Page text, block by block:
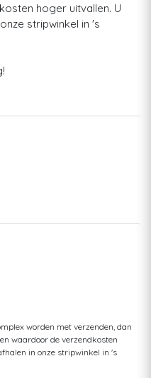
hoger uitvallen. U
stripwinkel in 's
worden met verzenden, dan
waardoor de verzendkosten
in onze stripwinkel in 's